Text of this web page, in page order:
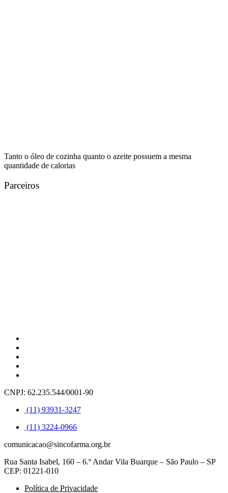
Tanto o óleo de cozinha quanto o azeite possuem a mesma
quantidade de calorias
Parceiros
CNPJ: 62.235.544/0001-90
(11) 93931-3247
(11) 3224-0966
comunicacao@sincofarma.org.br
Rua Santa Isabel, 160 – 6.º Andar Vila Buarque – São Paulo – SP
CEP: 01221-010
Política de Privacidade